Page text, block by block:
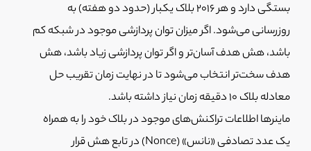
بستگی دارد و هر 2016 بلاک یکبار (حدود دو هفته) به
روزرسانی می‌شود. اگر میزان توان پردازشی موجود در شبکه کم
باشد، هش هدف آسان‌تر و اگر توان پردازشی زیاد باشد، هش
هدف سخت‌تر انتخاب می‌شود تا در نهایت زمان تقریب حل
معادله بلاک 10 دقیقه زمان نیاز داشته باشد.
ماینرها اطلاعات تراکنش‌های موجود در بلاک خود را به همراه
یک عدد تصادفی «نانس» (Nonce) در تابع هش قرار